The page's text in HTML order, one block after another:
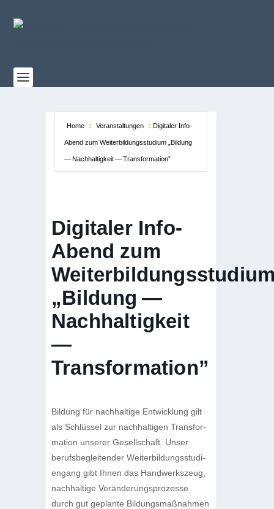
Home Veranstaltungen Digitaler Info-
Abend zum Weiterbildungsstudium „Bildung
— Nachhaltigkeit — Transformation”
Digitaler Info-
Abend zum
„Bildung —
Nachhaltigkeit
—
Transformation”
Bil­dung für nach­hal­tige Ent­wick­lung gilt
als Schlüs­sel zur nach­hal­ti­gen Trans­for­
ma­tion unse­rer Gesell­schaft. Unser
berufs­be­glei­ten­der Wei­ter­bil­dungs­stu­di­
en­gang gibt Ihnen das Hand­werks­zeug,
nach­hal­tige Ver­än­de­rungs­pro­zesse
durch gut geplante Bil­dungs­maß­nah­men